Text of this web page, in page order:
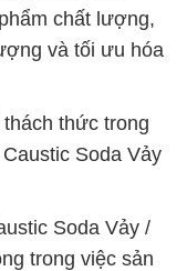
chất lượng,
và tối ưu hóa
thức trong
Soda Vảy
Soda Vảy /
trong việc sản